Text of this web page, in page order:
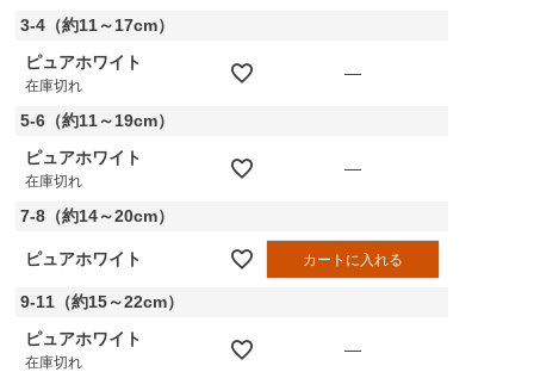
3-4（約11～17cm）
ピュアホワイト
在庫切れ
—
5-6（約11～19cm）
ピュアホワイト
在庫切れ
—
7-8（約14～20cm）
ピュアホワイト カートに入れる
9-11（約15～22cm）
ピュアホワイト
在庫切れ
—